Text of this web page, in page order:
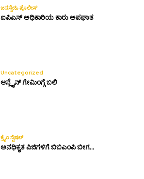
ಜನಸ್ನೇಹಿ ಪೊಲೀಸ್
ಐಪಿಎಸ್ ಅಧಿಕಾರಿಯ ಕಾರು ಅಪಘಾತ
Uncategorized
ಆನ್ಲೈನ್ ಗೇಮಿಂಗ್ಗೆ ಬಲಿ
ಕ್ರೈಂ ಸ್ಪೆಷಲ್
ಅನಧಿಕೃತ ಪಿಜಿಗಳಿಗೆ ಬಿಬಿಎಂಪಿ ಬೀಗ…